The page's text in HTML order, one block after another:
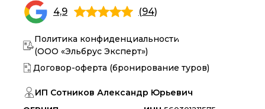
Политика конфиденциальности
(ООО «Эльбрус Эксперт»)
ИП Сотников Александр Юрьевич
Договор-оферта (бронирование туров)
4,9 (94)